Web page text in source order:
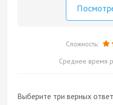
Сложность:
Среднее время
Выберите три верных